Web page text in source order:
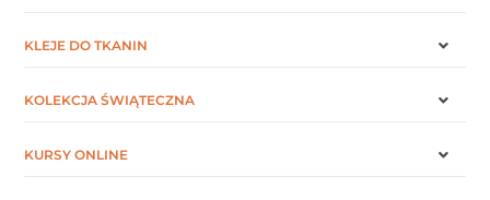
KLEJE DO TKANIN
KOLEKCJA ŚWIĄTECZNA
KURSY ONLINE